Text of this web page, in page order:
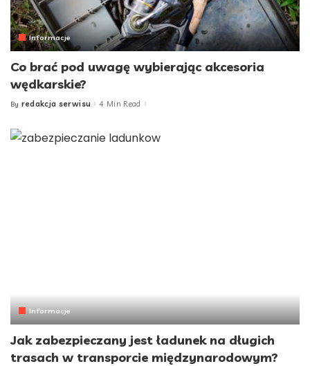
Informacje
Co brać pod uwagę wybierając akcesoria
wędkarskie?
Posted
By redakcja serwisu 4 Min Read
Informacje
Jak zabezpieczany jest ładunek na długich
trasach w transporcie międzynarodowym?